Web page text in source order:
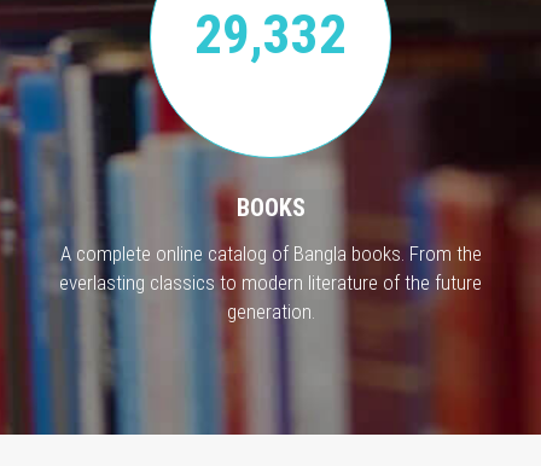
29,332
BOOKS
A complete online catalog of Bangla books. From the
everlasting classics to modern literature of the future
generation.